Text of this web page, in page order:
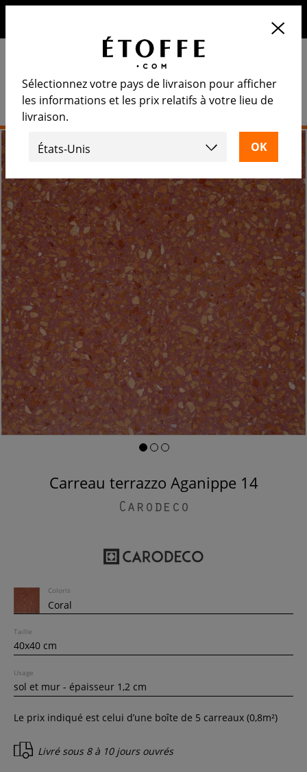
Carreau terrazzo Aganippe 14
Carodeco
Coloris
Taille
Usage
Le prix indiqué est celui d’une boîte de 5 carreaux (0,8m²)
Livré sous 8 à 10 jours ouvrés
Sélectionnez votre pays de livraison pour afficher
les informations et les prix relatifs à votre lieu de
livraison.